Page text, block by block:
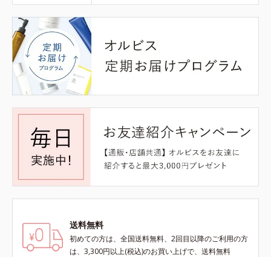
送料無料
初めての方は、全国送料無料、2回目以降のご利用の方
は、3,300円以上(税込)のお買い上げで、送料無料